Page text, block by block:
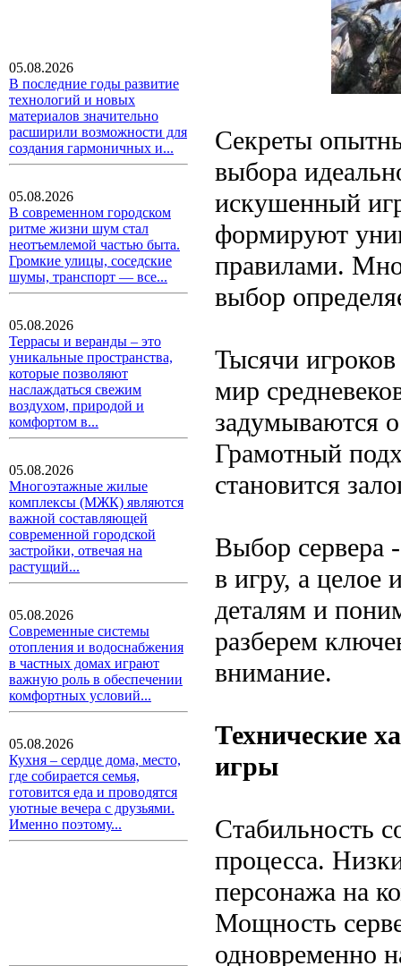
05.08.2026
В последние годы развитие
технологий и новых
материалов значительно
расширили возможности для
создания гармоничных и...
05.08.2026
В современном городском
ритме жизни шум стал
неотъемлемой частью быта.
Громкие улицы, соседские
шумы, транспорт — все...
05.08.2026
Террасы и веранды – это
уникальные пространства,
которые позволяют
наслаждаться свежим
воздухом, природой и
комфортом в...
05.08.2026
Многоэтажные жилые
комплексы (МЖК) являются
важной составляющей
современной городской
застройки, отвечая на
растущий...
05.08.2026
Современные системы
отопления и водоснабжения
в частных домах играют
важную роль в обеспечении
комфортных условий...
05.08.2026
Кухня – сердце дома, место,
где собирается семья,
готовится еда и проводятся
уютные вечера с друзьями.
Именно поэтому...
Секреты
выбора
искушенный
формируют
правилами.
выбор
Тысячи
мир
задумываются
Грамотный
становится
Выбор сервера
в игру, а целое
деталям и
разберем
внимание.
Технические
игры
Стабильность
процесса.
персонажа на
Мощность
одновременно